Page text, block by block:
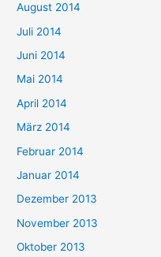
August 2014
Juli 2014
Juni 2014
Mai 2014
April 2014
März 2014
Februar 2014
Januar 2014
Dezember 2013
November 2013
Oktober 2013